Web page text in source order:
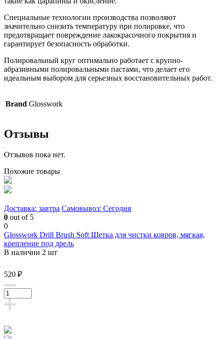
Специальные технологии производства позволяют
значительно снизить температуру при полировке, что
предотвращает повреждение лакокрасочного покрытия и
гарантирует безопасность обработки.
Полировальный круг оптимально работает с крупно-
абразивными полировальными пастами, что делает его
идеальным выбором для серьезных восстановительных работ.
Brand Glosswork
Отзывы
Отзывов пока нет.
Похожие товары
Доставка: завтра Самовывоз: Сегодня
0 out of 5
0
Glosswork Drill Brush Soft Щетка для чистки ковров, мягкая,
крепление под дрель
В наличии 2 шт
520 ₽